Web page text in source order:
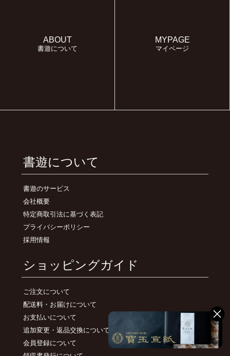
ABOUT
書遊について
MYPAGE
マイページ
書遊について
書遊のサービス
会社概要
特定商取引法に基づく表記
プライバシーポリシー
採用情報
ショッピングガイド
ご注文について
配送料・お届けについて
お支払いについて
追加変更・返品交換について
会員登録について